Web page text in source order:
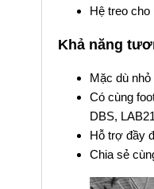
Hệ treo cho
Khả năng
Mặc dù
Có cùng
DBS,
Hỗ trợ đầy
Chia sẻ